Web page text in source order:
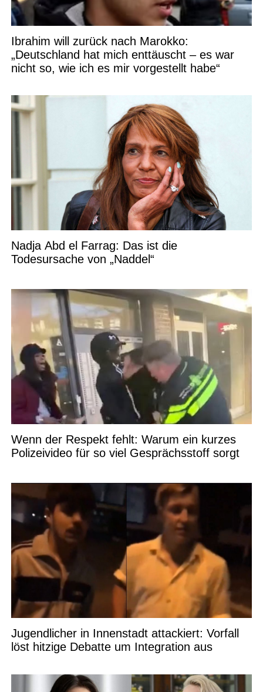
Ibrahim will zurück nach Marokko:
„Deutschland hat mich enttäuscht – es war
nicht so, wie ich es mir vorgestellt habe“
Nadja Abd el Farrag: Das ist die
Todesursache von „Naddel“
Wenn der Respekt fehlt: Warum ein kurzes
Polizeivideo für so viel Gesprächsstoff sorgt
Jugendlicher in Innenstadt attackiert: Vorfall
löst hitzige Debatte um Integration aus